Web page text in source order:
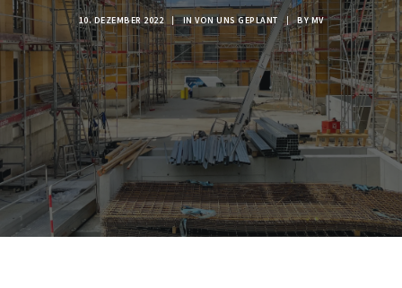
10. DEZEMBER 2022 | IN VON UNS GEPLANT | BYMV